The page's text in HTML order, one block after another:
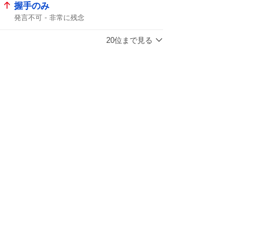
握手のみ
発言不可 非常に残念
20位まで見る